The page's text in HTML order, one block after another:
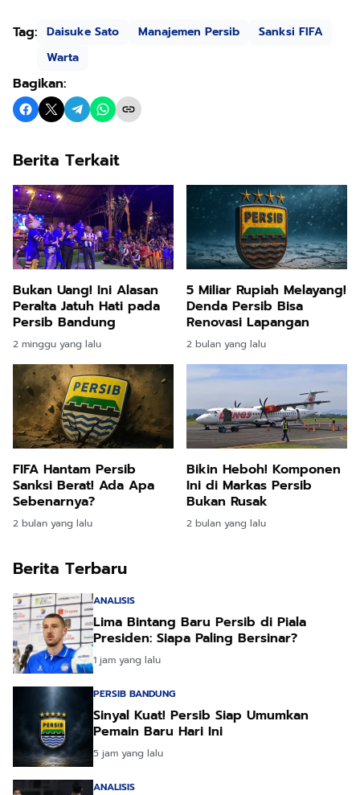
Tag: Daisuke Sato Manajemen Persib
Sanksi FIFA
Warta
Bagikan:
Berita Terkait
Bukan Uang! Ini Alasan
Peralta Jatuh Hati pada
Persib Bandung
2 minggu yang lalu
5 Miliar Rupiah Melayang!
Denda Persib Bisa
Renovasi Lapangan
2 bulan yang lalu
FIFA Hantam Persib
Sanksi Berat! Ada Apa
Sebenarnya?
2 bulan yang lalu
Bikin Heboh! Komponen
Ini di Markas Persib
Bukan Rusak
2 bulan yang lalu
Berita Terbaru
ANALISIS
Lima Bintang Baru Persib di Piala
Presiden: Siapa Paling Bersinar?
1 jam yang lalu
PERSIB BANDUNG
Sinyal Kuat! Persib Siap Umumkan
Pemain Baru Hari Ini
5 jam yang lalu
ANALISIS